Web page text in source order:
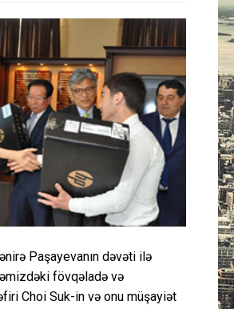
Güney Azərbaycan
Mədəniyyət
Müsahibə
İdman
Layihə
Gündəm
Cəmiyyət
Paşayevanın dəvəti ilə
fövqəladə və
Choi Suk-in və onu müşayiət